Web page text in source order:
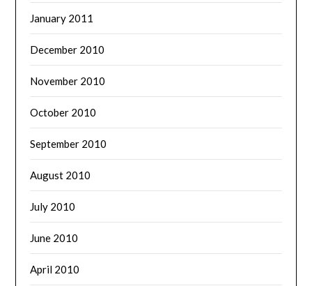
January 2011
December 2010
November 2010
October 2010
September 2010
August 2010
July 2010
June 2010
April 2010